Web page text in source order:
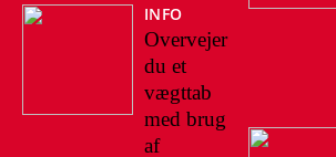
INFO
Overvejer
du et
vægttab
med brug
af